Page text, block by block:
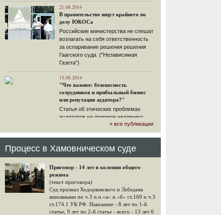
21.08.2014
В правительстве ищут крайнего по
делу ЮКОСа
Российские министерства не спешат
возлагать на себя ответственность
за оспаривание решения решения
Гаагского суда. ("Независимая
Газета")
15.08.2014
"Что важнее: безопасность
сотрудников и прибыльный бизнес
или репутация аудитора?"
Статья об этических проблемах
аудиторов на примере недавнего
громкого арбитражного решения по
ЮКОСу. (navalny.com)
15.08.2014
конфискационным санкциям со
стороны государства, оказались под
защитой арбитражного суда"
Швейцарская газета "Neue Zuercher
Zeitung" о гаагском судебном
решении.
» все публикации
Процесс в Хамовническом суде
Приговор - 14 лет в колонии общего
режима
(текст приговора)
Суд признал Ходорковского и Лебедева
виновными по ч.3 п.п.«а» и «б» ст.160 и ч.3
ст.174.1 УК РФ. Наказание - 8 лет по 1-й
статье, 9 лет по 2-й статье - всего - 13 лет 6